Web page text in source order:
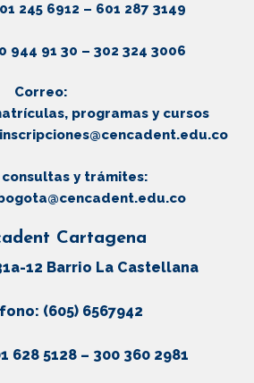
245 6912 – 601 287 3149
944 91 30 – 302 324 3006
programas y cursos
y trámites:
Cartagena
12 Barrio La Castellana
(605) 6567942
628 5128 – 300 360 2981